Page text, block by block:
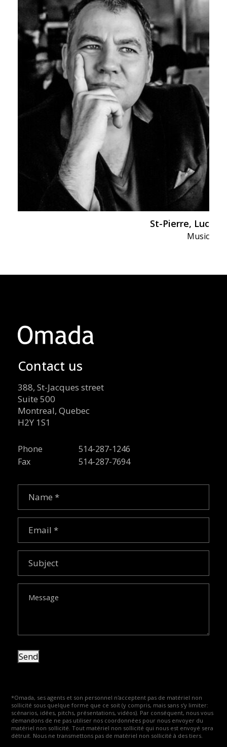
St-Pierre, Luc
Music
Contact us
388, St-Jacques street
Suite 500
Montreal, Quebec
H2Y 1S1
Phone
514-287-1246
Fax
514-287-7694
Send
*Omada, ses agents et son personnel n'acceptent pas de matériel non
sollicité sous quelque forme que ce soit (y compris, mais sans s'y limiter:
scénarios, idées, pitchs, présentations, vidéos). Par conséquent, nous vous
demandons de ne pas utiliser nos coordonnées pour nous envoyer du
matériel non sollicité. Tout matériel non sollicité qui nous est envoyé sera
détruit. Nous ne transmettons pas de matériel non sollicité à des tiers.